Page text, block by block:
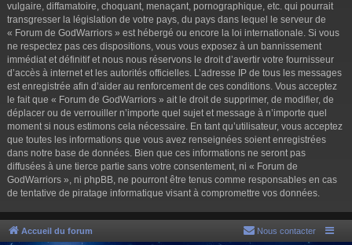
vulgaire, diffamatoire, choquant, menaçant, pornographique, etc. qui pourrait
transgresser la législation de votre pays, du pays dans lequel le serveur de
« Forum de GodWarriors » est hébergé ou encore la loi internationale. Si vous
ne respectez pas ces dispositions, vous vous exposez à un bannissement
immédiat et définitif et nous nous réservons le droit d’avertir votre fournisseur
d’accès à internet et les autorités officielles. L’adresse IP de tous les messages
est enregistrée afin d’aider au renforcement de ces conditions. Vous acceptez
le fait que « Forum de GodWarriors » ait le droit de supprimer, de modifier, de
déplacer ou de verrouiller n’importe quel sujet et message à n’importe quel
moment si nous estimons cela nécessaire. En tant qu’utilisateur, vous acceptez
que toutes les informations que vous avez renseignées soient enregistrées
dans notre base de données. Bien que ces informations ne seront pas
diffusées à une tierce partie sans votre consentement, ni « Forum de
GodWarriors », ni phpBB, ne pourront être tenus comme responsables en cas
de tentative de piratage informatique visant à compromettre vos données.
Accueil du forum Nous contacter